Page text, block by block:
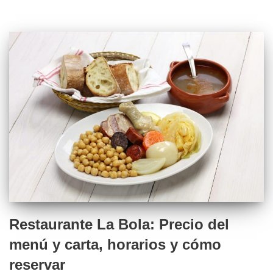
Restaurante La Bola: Precio del
menú y carta, horarios y cómo
reservar